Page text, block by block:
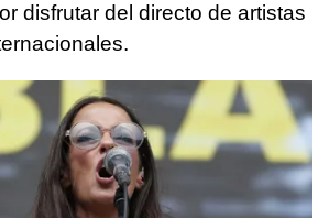
disfrutar del directo de artistas